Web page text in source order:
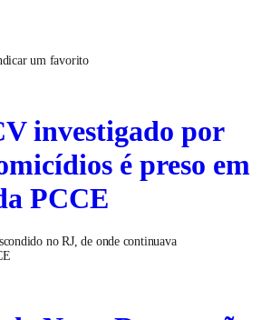
um favorito
investigado por
é preso em
PCCE
no RJ, de onde continuava